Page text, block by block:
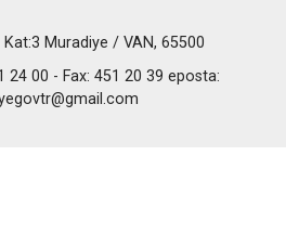
Kat:3 Muradiye / VAN, 65500
24 00 - Fax: 451 20 39 eposta: